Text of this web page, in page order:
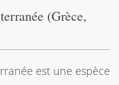
(Grèce,
est une espèce